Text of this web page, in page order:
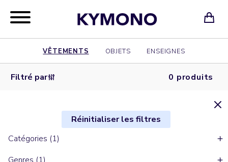
VÊTEMENTS OBJETS ENSEIGNES
Filtré par 0 produits
Réinitialiser les filtres
Catégories (1)